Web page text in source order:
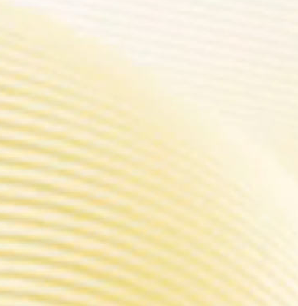
FIT plus
Une nouvelle génération
expérience
de vapotage.
jouer